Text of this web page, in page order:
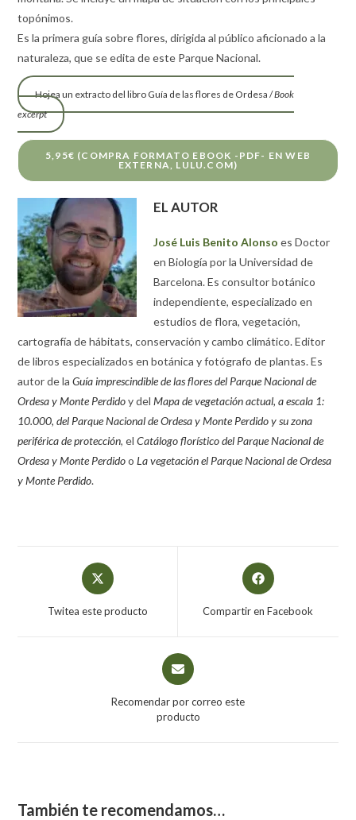
topónimos.
Es la primera guía sobre flores, dirigida al público aficionado a la
naturaleza, que se edita de este Parque Nacional.
Hojea un extracto del libro Guía de las flores de Ordesa /Book
excerpt
5,95€ (COMPRA FORMATO EBOOK -PDF- EN WEB
EXTERNA, LULU.COM)
EL AUTOR
José Luis Benito Alonso es Doctor
en Biología por la Universidad de
Barcelona. Es consultor botánico
independiente, especializado en
estudios de flora, vegetación,
cartografía de hábitats, conservación y cambo climático. Editor
de libros especializados en botánica y fotógrafo de plantas. Es
autor de laGuía imprescindible de las flores del Parque Nacional de
Ordesa y Monte Perdidoy delMapa de vegetación actual, a escala 1:
10.000, del Parque Nacional de Ordesa y Monte Perdido y su zona
periférica de protección, elCatálogo florístico del Parque Nacional de
Ordesa y Monte PerdidooLa vegetación el Parque Nacional de Ordesa
y Monte Perdido.
Twitea este producto Compartir en Facebook
Recomendar por correo este
producto
También te recomendamos…